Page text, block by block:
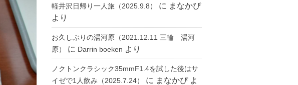
軽井沢日帰り一人旅（2025.9.8） に まなかぴ
より
お久しぶりの湯河原（2021.12.11 三輪 湯河
原）
に Darrin boeken より
ノクトンクラシック35mmF1.4を試した後はサ
イゼで1人飲み（2025.7.24）
に まなかぴよ